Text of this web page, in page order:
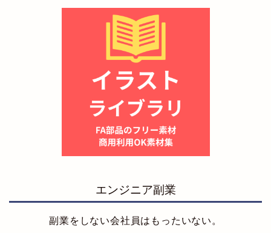
エンジニア副業
副業をしない会社員はもったいない。